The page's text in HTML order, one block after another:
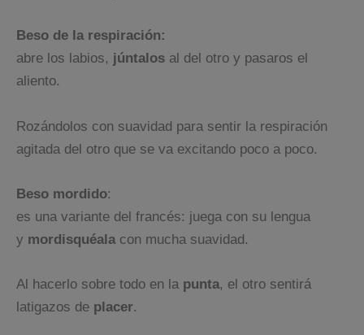
Beso de la respiración:
abre los labios, júntalos al del otro y pasaros el
aliento.
Rozándolos con suavidad para sentir la respiración
agitada del otro que se va excitando poco a poco.
Beso mordido:
es una variante del francés: juega con su lengua
y mordisquéalacon mucha suavidad.
Al hacerlo sobre todo en la punta, el otro sentirá
latigazos de placer.